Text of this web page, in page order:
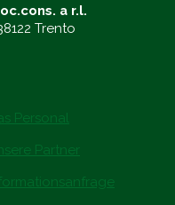
a r.l.
Trento
Personal
Partner